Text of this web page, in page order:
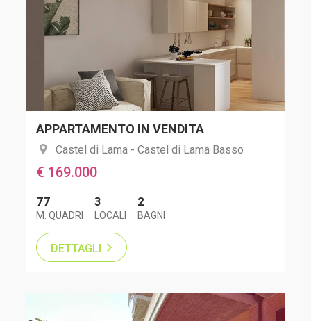
APPARTAMENTO IN VENDITA
Castel di Lama - Castel di Lama Basso
€ 169.000
77
M. QUADRI
3
LOCALI
2
BAGNI
DETTAGLI